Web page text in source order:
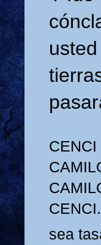
CENCI
sea